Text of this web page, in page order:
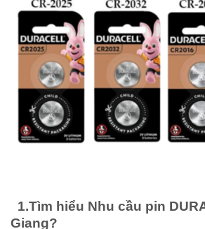
1.Tìm hiểu Nhu cầu pin
Giang?